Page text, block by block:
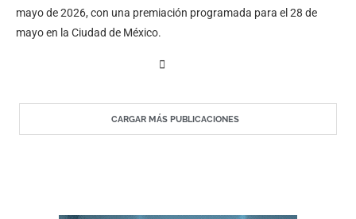
mayo de 2026, con una premiación programada para el 28 de
mayo en la Ciudad de México.
CARGAR MÁS PUBLICACIONES